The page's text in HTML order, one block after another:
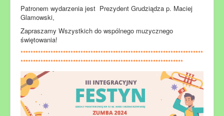
Patronem wydarzenia jest Prezydent Grudziądza p. Maciej
Glamowski,
Zapraszamy Wszystkich do wspólnego muzycznego
świętowania!
*************************************************************************
*****************************************************************